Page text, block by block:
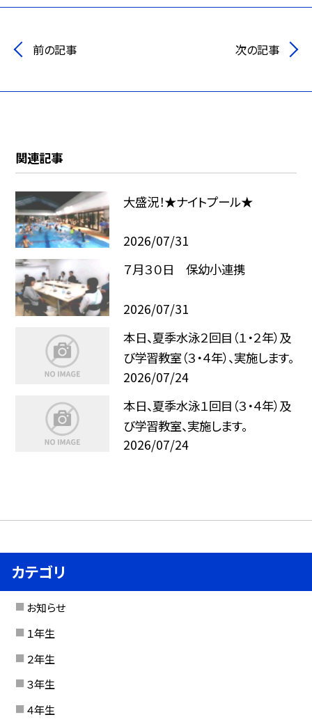
前の記事 次の記事
関連記事
大盛況！★ナイトプール★
2026/07/31
７月３０日 保幼小連携
2026/07/31
本日、夏季水泳２回目（１・２年）及
び学習教室（３・４年）、実施します。
2026/07/24
本日、夏季水泳１回目（３・４年）及
び学習教室、実施します。
2026/07/24
カテゴリ
お知らせ
１年生
２年生
３年生
４年生